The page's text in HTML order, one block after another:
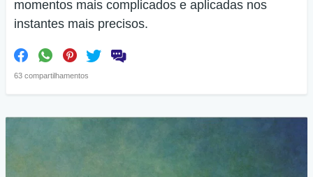
momentos mais complicados e aplicadas nos
instantes mais precisos.
63 compartilhamentos